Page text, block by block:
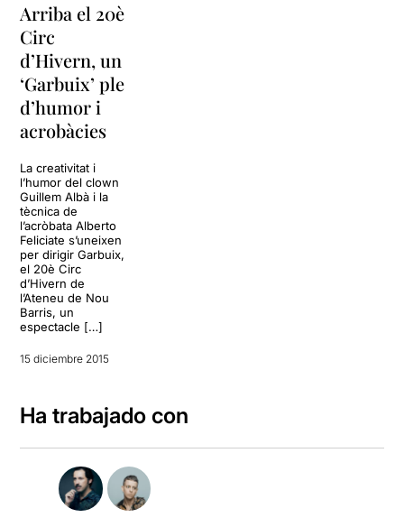
Arriba el 20è
Circ
d’Hivern, un
‘Garbuix’ ple
d’humor i
acrobàcies
La creativitat i
l’humor del clown
Guillem Albà i la
tècnica de
l’acròbata Alberto
Feliciate s’uneixen
per dirigir Garbuix,
el 20è Circ
d’Hivern de
l’Ateneu de Nou
Barris, un
espectacle […]
15 diciembre 2015
Ha trabajado con